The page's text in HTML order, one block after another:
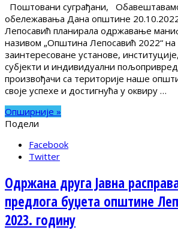
Поштовани суграђани,
обележавања Дана општине
Лепосавић планирала одржавање
називом „Општина Лепосавић 2022“ на
заинтересоване установе,
субјекти и индивидуални
произвођачи са територије наше
своје успехе и достигнућа у оквиру …
Опширније »
Подели
Facebook
Twitter
Одржана друга Јавна
предлога буџета општине
2023. годину